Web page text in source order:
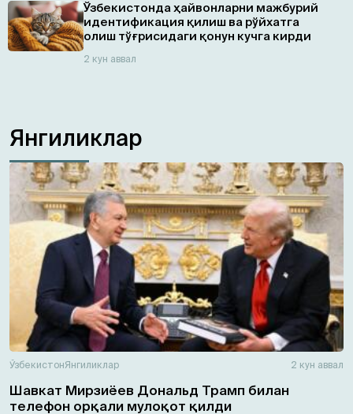
Ўзбекистонда ҳайвонларни мажбурий
идентификация қилиш ва рўйхатга
олиш тўғрисидаги қонун кучга кирди
2 кун аввал
Янгиликлар
ЎзбекистонЯнгиликлар 2 кун аввал
Шавкат Мирзиёев Дональд Трамп билан
телефон орқали мулоқот қилди